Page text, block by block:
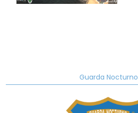
Guarda Nocturno